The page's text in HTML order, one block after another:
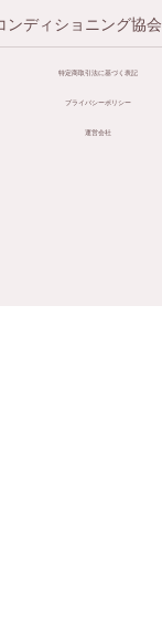
特定商取引法に基づく表記
プライバシーポリシー
運営会社
ディショニング協会